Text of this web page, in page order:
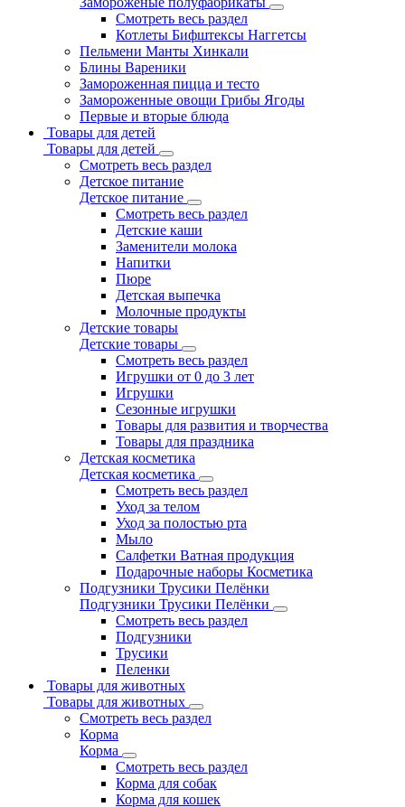
Смотреть весь раздел
Котлеты Бифштексы Наггетсы
Пельмени Манты Хинкали
Блины Вареники
Замороженная пицца и тесто
Замороженные овощи Грибы Ягоды
Первые и вторые блюда
Товары для детей
Товары для детей
Смотреть весь раздел
Детское питание
Детское питание
Смотреть весь раздел
Детские каши
Заменители молока
Напитки
Пюре
Детская выпечка
Молочные продукты
Детские товары
Детские товары
Смотреть весь раздел
Игрушки от 0 до 3 лет
Игрушки
Сезонные игрушки
Товары для развития и творчества
Товары для праздника
Детская косметика
Детская косметика
Смотреть весь раздел
Уход за телом
Уход за полостью рта
Мыло
Салфетки Ватная продукция
Подарочные наборы Косметика
Подгузники Трусики Пелёнки
Подгузники Трусики Пелёнки
Смотреть весь раздел
Подгузники
Трусики
Пеленки
Товары для животных
Товары для животных
Смотреть весь раздел
Корма
Корма
Смотреть весь раздел
Корма для собак
Корма для кошек